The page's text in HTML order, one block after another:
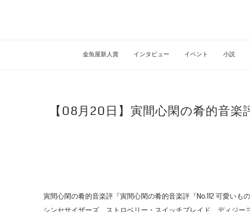
金魚屋新人賞 インタビュー イベント 小説
【08月20日】寅間心閑の肴的音
寅間心閑の肴的音楽評『寅間心閑の肴的音楽評『No.112 可愛い
シンセサイザーズ、ストロベリー・スイッチブレイド、ディジー